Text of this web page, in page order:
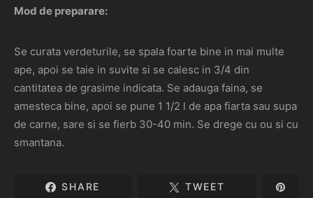
Mod de preparare:
Se curata verdeturile, se spala foarte bine in mai multe
ape, apoi se taie in suvite si se calesc in 3/4 din
cantitatea de grasime indicata. Se adauga faina, se
amesteca bine, apoi se pune 1 1/2 l de apa fiarta sau supa
de carne, sare si se fierb 30-40 min. Se drege cu ou si cu
smantana.
SHARE TWEET